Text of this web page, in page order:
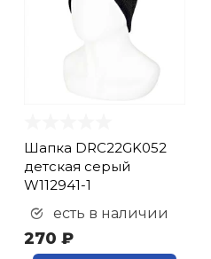
Шапка DRC22GK052
детская серый
W112941-1
есть в наличии
270 ₽